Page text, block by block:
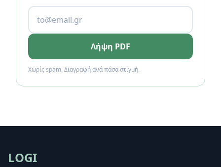
Λήψη PDF
Χωρίς spam. Διαγραφή ανά πάσα στιγμή.
LOGI